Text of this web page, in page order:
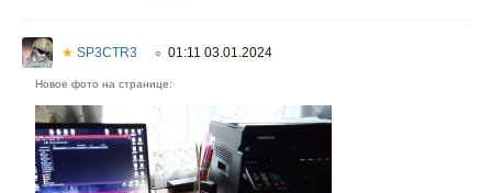
★ SP3CTR3 ○ 01:11 03.01.2024
Новое фото на странице: